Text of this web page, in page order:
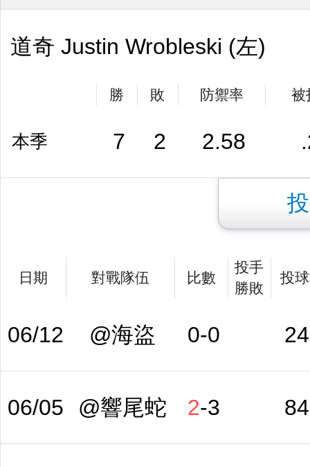
道奇 Justin Wrobleski (左)
勝 敗 防禦率 被
本季 7 2 2.58
日期 對戰隊伍 比數
投手
勝敗
投
06/12 @海盜 0-0
06/05 @響尾蛇 2-3